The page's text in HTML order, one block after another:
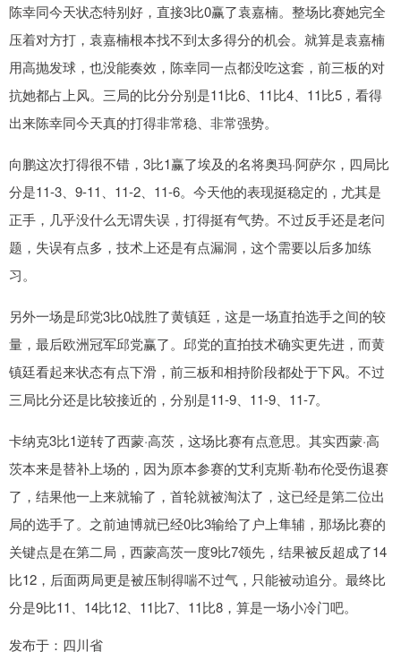
陈幸同今天状态特别好，直接3比0赢了袁嘉楠。整场比赛她完全
压着对方打，袁嘉楠根本找不到太多得分的机会。就算是袁嘉楠
用高抛发球，也没能奏效，陈幸同一点都没吃这套，前三板的对
抗她都占上风。三局的比分分别是11比6、11比4、11比5，看得
出来陈幸同今天真的打得非常稳、非常强势。
向鹏这次打得很不错，3比1赢了埃及的名将奥玛·阿萨尔，四局比
分是11-3、9-11、11-2、11-6。今天他的表现挺稳定的，尤其是
正手，几乎没什么无谓失误，打得挺有气势。不过反手还是老问
题，失误有点多，技术上还是有点漏洞，这个需要以后多加练
习。
另外一场是邱党3比0战胜了黄镇廷，这是一场直拍选手之间的较
量，最后欧洲冠军邱党赢了。邱党的直拍技术确实更先进，而黄
镇廷看起来状态有点下滑，前三板和相持阶段都处于下风。不过
三局比分还是比较接近的，分别是11-9、11-9、11-7。
卡纳克3比1逆转了西蒙·高茨，这场比赛有点意思。其实西蒙·高
茨本来是替补上场的，因为原本参赛的艾利克斯·勒布伦受伤退赛
了，结果他一上来就输了，首轮就被淘汰了，这已经是第二位出
局的选手了。之前迪博就已经0比3输给了户上隼辅，那场比赛的
关键点是在第二局，西蒙高茨一度9比7领先，结果被反超成了14
比12，后面两局更是被压制得喘不过气，只能被动追分。最终比
分是9比11、14比12、11比7、11比8，算是一场小冷门吧。
发布于：四川省